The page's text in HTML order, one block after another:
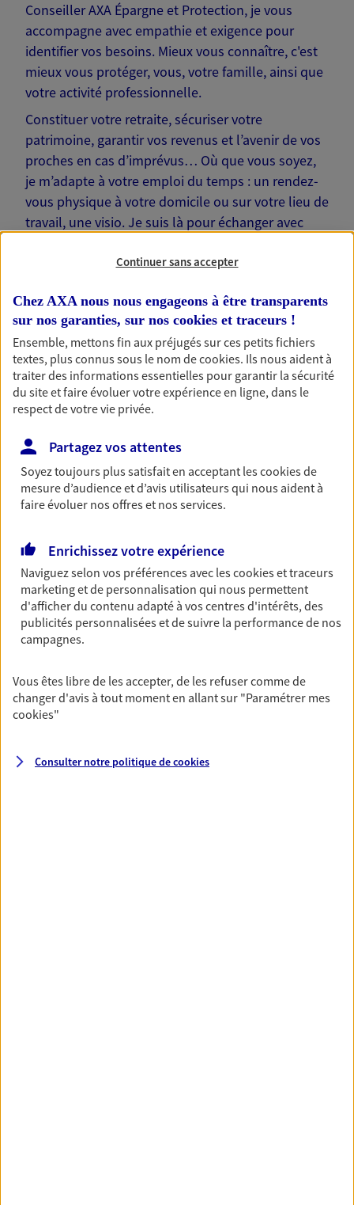
Conseiller AXA Épargne et Protection, je vous
accompagne avec empathie et exigence pour
identifier vos besoins. Mieux vous connaître, c'est
mieux vous protéger, vous, votre famille, ainsi que
votre activité professionnelle.
Constituer votre retraite, sécuriser votre
patrimoine, garantir vos revenus et l’avenir de vos
proches en cas d’imprévus… Où que vous soyez,
je m’adapte à votre emploi du temps : un rendez-
vous physique à votre domicile ou sur votre lieu de
travail, une visio. Je suis là pour échanger avec
Nos offres phares
Épargne
Réalisez vos projets grâce à votre épargne : achat
immobilier, études des enfants ou voyage autour
du monde… Épargnez à votre rythme et
simplement, selon votre profil.
Retraite
Préparez sereinement ce nouveau chapitre de
votre vie avec les conseils d'un expert. Découvrez
notre solution PER (Plan Epargne Retraite)
spécialement conçue pour la retraite.
Prévoyance
contrat prévoyance. Préservez vos proches en cas
Continuer sans accepter
Chez AXA nous nous engageons à être transparents
sur nos garanties, sur nos cookies et traceurs !
Ensemble, mettons fin aux préjugés sur ces petits fichiers
textes, plus connus sous le nom decookies. Ils nous aident à
traiter des informations essentielles pour garantir la sécurité
du site et faire évoluer votre expérience en ligne, dans le
respect de votre vie privée.
Partagez vos attentes
Soyez toujours plus satisfait en acceptant lescookiesde
mesure d’audience et d’avis utilisateurs qui nous aident à
faire évoluer nos offres et nos services.
Enrichissez votre expérience
Naviguez selon vos préférences avec lescookies et traceurs
marketing et de personnalisation qui nous permettent
d'afficher du contenu adapté à vos centres d'intérêts, des
publicités personnalisées et de suivre la performance de nos
campagnes.
Vous êtes libre de les accepter, de les refuser comme de
changer d'avis à tout moment en allant sur "Paramétrer mes
cookies"
Consulter notre politique decookies